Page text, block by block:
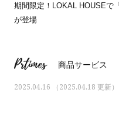
期間限定！LOKAL HOUSEで
が登場
Prtimes 商品サービス
2025.04.16 （2025.04.18 更新）